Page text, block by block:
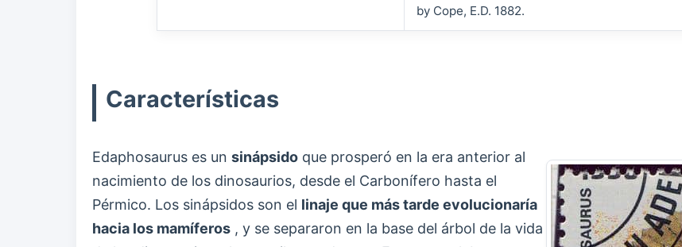
by Cope, E.D. 1882.
Características
Edaphosaurus es un sinápsido que prosperó en la era anterior al
nacimiento de los dinosaurios, desde el Carbonífero hasta el
Pérmico. Los sinápsidos son el linaje que más tarde evolucionaría
hacia los mamíferos , y se separaron en la base del árbol de la vida